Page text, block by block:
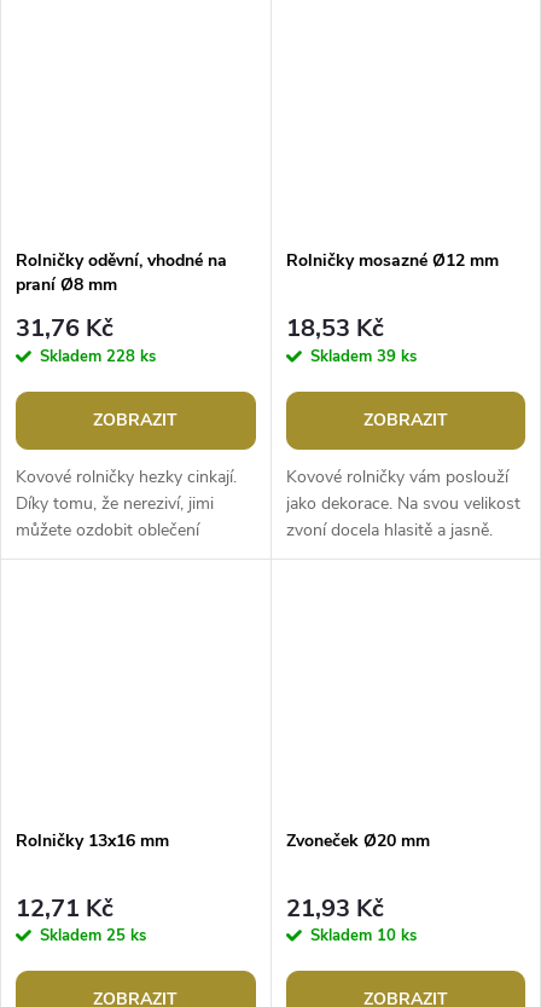
Rolničky oděvní, vhodné na
praní Ø8 mm
31,76 Kč
Skladem 228 ks
ZOBRAZIT
Kovové rolničky hezky cinkají.
Díky tomu, že nereziví, jimi
můžete ozdobit oblečení
(čepice, rukavice, papuče, šály
Rolničky mosazné Ø12 mm
18,53 Kč
Skladem 39 ks
ZOBRAZIT
Kovové rolničky vám poslouží
jako dekorace. Na svou velikost
zvoní docela hlasitě a jasně.
Jsou vhodné také na výrobu
Rolničky 13x16 mm
12,71 Kč
Skladem 25 ks
ZOBRAZIT
Zvoneček Ø20 mm
21,93 Kč
Skladem 10 ks
ZOBRAZIT